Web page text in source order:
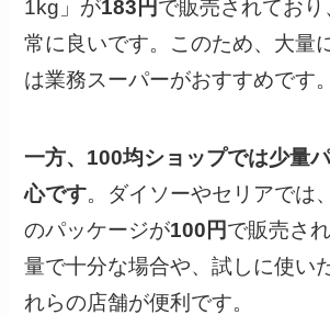
1kg」が183円で販売されてお
常に良いです。このため、大量
は業務スーパーがおすすめです。
一方、100均ショップでは少量
心です。ダイソーやセリアでは
のパッケージが100円で販売さ
量で十分な場合や、試しに使い
れらの店舗が便利です。